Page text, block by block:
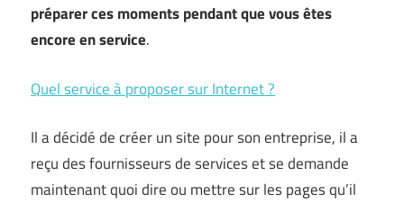
préparer ces moments pendant que vous êtes
encore en service.
Quel service à proposer sur Internet ?
Il a décidé de créer un site pour son entreprise, il a
reçu des fournisseurs de services et se demande
maintenant quoi dire ou mettre sur les pages qu’il